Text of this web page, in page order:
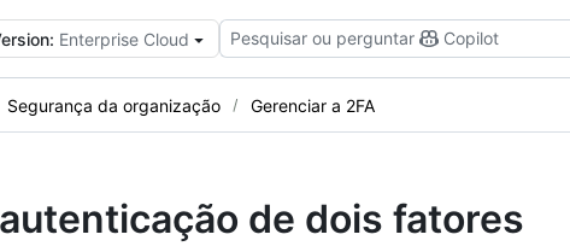
Enterprise Cloud Pesquisar ou perguntar Copilot
Segurança da organização Gerenciar a 2FA
de dois fatores